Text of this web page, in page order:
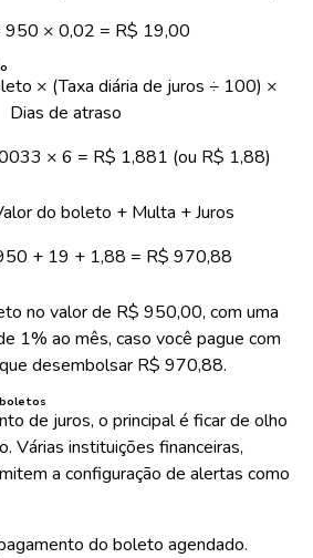
950 × 0,02 = R$ 19,00
× (Taxa diária de juros ÷ 100) ×
Dias de atraso
× 6 = R$ 1,881 (ou R$ 1,88)
do boleto + Multa + Juros
+ 19 + 1,88 = R$ 970,88
no valor de R$ 950,00, com uma
1% ao mês, caso você pague com
desembolsar R$ 970,88.
de juros, o principal é ficar de olho
Várias instituições financeiras,
a configuração de alertas como
do boleto agendado.